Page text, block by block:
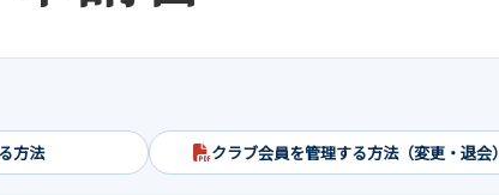
方法 クラブ会員を管理する方法（変更・退会）